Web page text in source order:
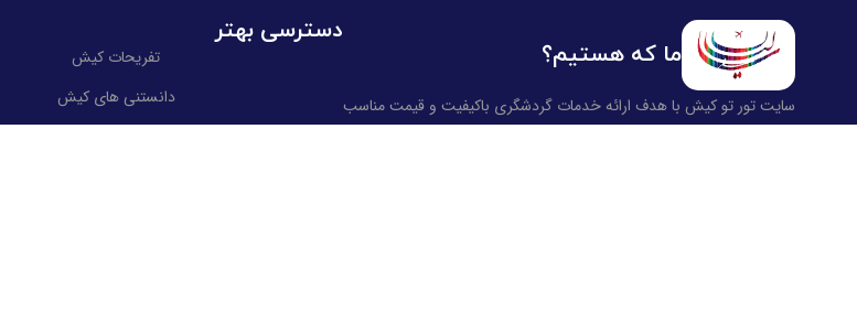
ما که هستیم؟
سایت تور تو کیش با هدف ارائه خدمات گردشگری باکیفیت و قیمت مناسب
دسترسی بهتر
تفریحات کیش
دانستنی های کیش